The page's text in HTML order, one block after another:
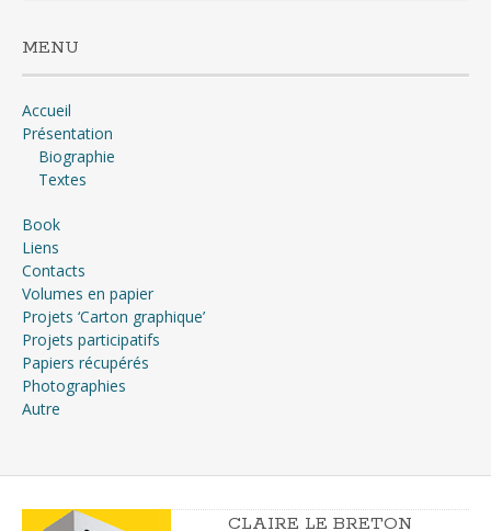
MENU
Accueil
Présentation
Biographie
Textes
Book
Liens
Contacts
Volumes en papier
Projets ‘Carton graphique’
Projets participatifs
Papiers récupérés
Photographies
Autre
CLAIRE LE BRETON